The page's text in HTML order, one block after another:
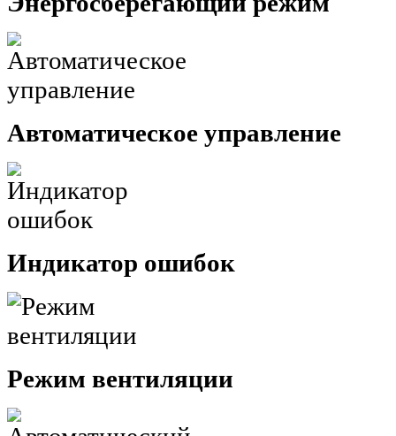
Автоматическое управление
Индикатор ошибок
Режим вентиляции